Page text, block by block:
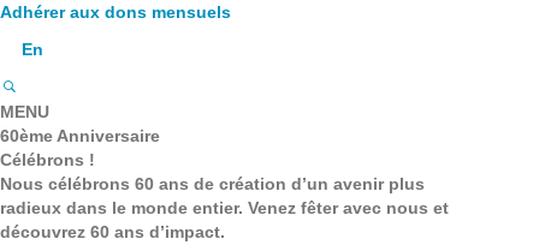
Adhérer aux dons mensuels
En
MENU
60ème Anniversaire
Célébrons !
Nous célébrons 60 ans de création d’un avenir plus
radieux dans le monde entier. Venez fêter avec nous et
découvrez 60 ans d’impact.